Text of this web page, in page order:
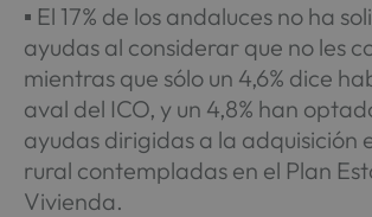
▪ El 17% de los andaluces no ha
ayudas al considerar que no les
mientras que sólo un 4,6% dice
aval del ICO, y un 4,8% han
ayudas dirigidas a la adquisición
rural contempladas en el Plan
Vivienda.